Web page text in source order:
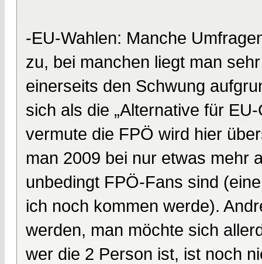
-EU-Wahlen: Manche
zu, bei manchen liegt man
einerseits den Schwung
sich als die „Alternative für
vermute die FPÖ wird hier
man 2009 bei nur etwas mehr
unbedingt FPÖ-Fans sind
ich noch kommen werde).
werden, man möchte sich
wer die 2 Person ist, ist noch